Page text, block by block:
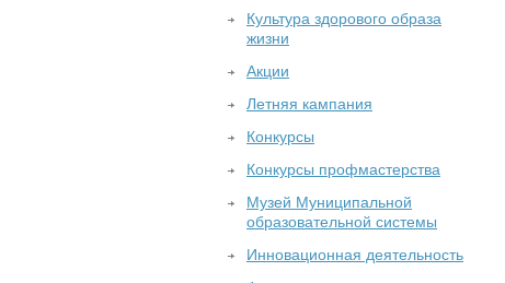
Культура здорового образа
жизни
Акции
Летняя кампания
Конкурсы
Конкурсы профмастерства
Музей Муниципальной
образовательной системы
Инновационная деятельность